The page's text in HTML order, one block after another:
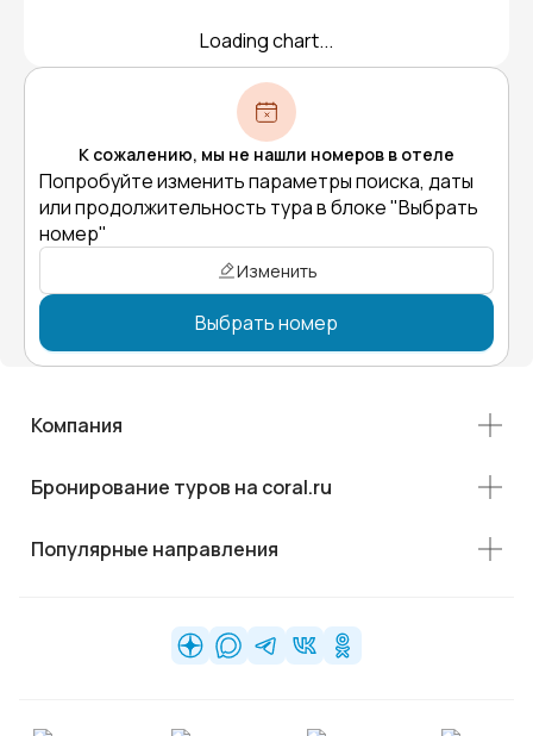
Loading chart...
К сожалению, мы не нашли номеров в отеле
Попробуйте изменить параметры поиска, даты
или продолжительность тура в блоке "Выбрать
номер"
Изменить
Выбрать номер
Компания
Бронирование туров на coral.ru
Популярные направления